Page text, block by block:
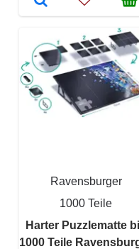
Ravensburger
1000 Teile
Harter Puzzlematte
1000 Teile